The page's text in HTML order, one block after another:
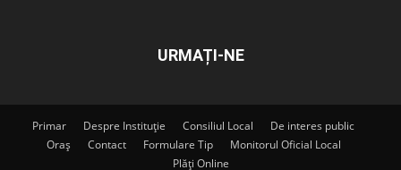
URMAȚI-NE
Primar Despre Instituție Consiliul Local
De interes public
Oraș
Contact Formulare Tip
Monitorul Oficial Local
Plăți Online